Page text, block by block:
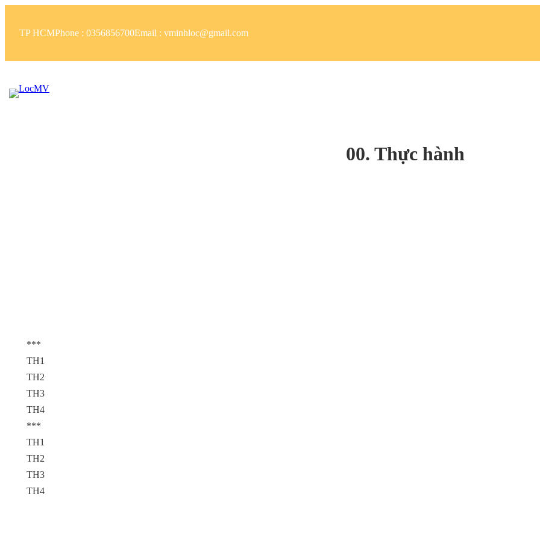
TP HCMPhone : 0356856700Email : vminhloc@gmail.com
00. Thực hành
***
TH1
TH2
TH3
TH4
***
TH1
TH2
TH3
TH4